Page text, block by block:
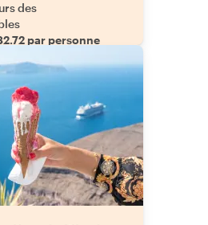
des
par personne